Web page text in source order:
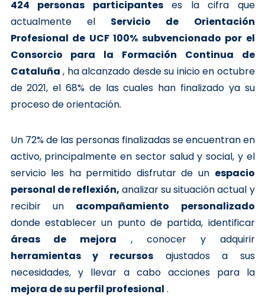
424 personas participanteses la cifra que
actualmente el Servicio de Orientación
Profesional de UCF 100% subvencionado por el
Consorcio para la Formación Continua de
Cataluña , ha alcanzado desde su inicio en octubre
de 2021, el 68% de las cuales han finalizado ya su
proceso de orientación.
Un 72% de las personas finalizadas se encuentran en
activo, principalmente en sector salud y social, y el
servicio les ha permitido disfrutar de un espacio
personal de reflexión, analizar su situación actual y
recibir un acompañamiento personalizado
donde establecer un punto de partida, identificar
áreas de mejora , conocer y adquirir
herramientas y recursos ajustados a sus
necesidades, y llevar a cabo acciones para la
mejora de su perfil profesional .